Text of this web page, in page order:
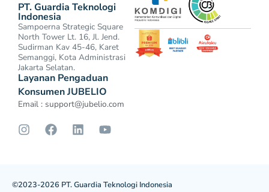
PT. Guardia Teknologi
Indonesia
Sampoerna Strategic Square
North Tower Lt. 16, Jl. Jend.
Sudirman Kav 45-46, Karet
Semanggi, Kota Administrasi
Jakarta Selatan.
Layanan Pengaduan
Konsumen JUBELIO
Email : support@jubelio.com
©2023-2026 PT. Guardia Teknologi Indonesia